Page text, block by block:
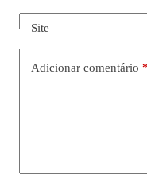
Site
Adicionar comentário *